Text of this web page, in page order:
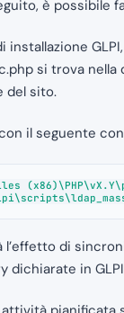
è possibile
installazione
si trova nella
del sito.
il seguente
l’effetto di
dichiarate in